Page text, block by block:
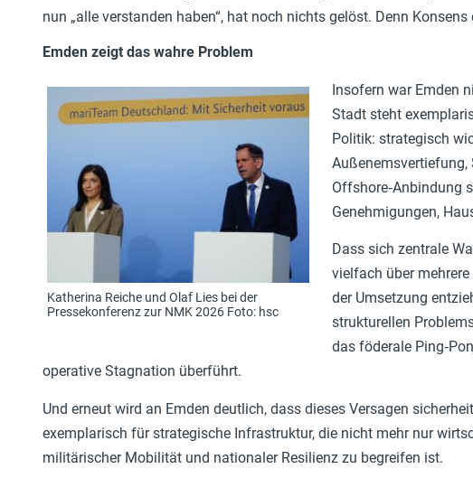
nun „alle verstanden haben“, hat noch nichts gelöst. Denn
Emden zeigt das wahre Problem
Katherina Reiche und Olaf Lies bei der
Pressekonferenz zur NMK 2026 Foto: hsc
Insofern war Emden
Stadt steht
Politik: strategisch
Außenemsvertiefung,
Offshore‑Anbindung
Genehmigungen,
Dass sich zentrale
vielfach über
der Umsetzung
strukturellen
das föderale
operative Stagnation überführt.
Und erneut wird an Emden deutlich, dass dieses Versagen
exemplarisch für strategische Infrastruktur, die nicht mehr nur
militärischer Mobilität und nationaler Resilienz zu begreifen ist.